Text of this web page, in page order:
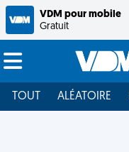
VDM pour mobile
Gratuit
TOUT ALÉATOIRE